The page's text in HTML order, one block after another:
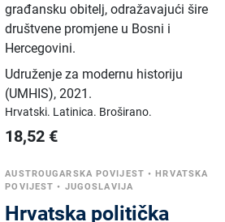
građansku obitelj, odražavajući šire
društvene promjene u Bosni i
Hercegovini.
Udruženje za modernu historiju
(UMHIS),2021.
Hrvatski. Latinica. Broširano.
18,52 €
AUSTROUGARSKA POVIJEST •HRVATSKA
POVIJEST • JUGOSLAVIJA
Hrvatska politička